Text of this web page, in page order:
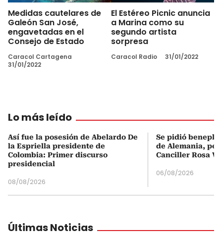
Medidas cautelares de
Galeón San José,
engavetadas en el
Consejo de Estado
Caracol Cartagena
31/01/2022
El Estéreo Picnic anuncia
a Marina como su
segundo artista
sorpresa
Caracol Radio 31/01/2022
Lo más leído
Así fue la posesión de Abelardo De
la Espriella presidente de
Colombia: Primer discurso
presidencial
08/08/2026
Se pidió
de Alemania,
Canciller Rosa
06/08/2026
Últimas Noticias